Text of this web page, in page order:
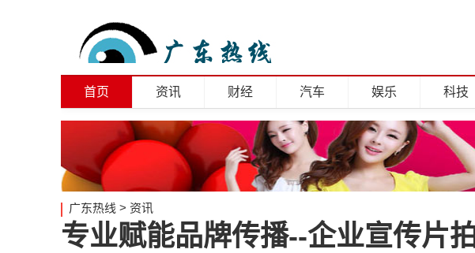
首页 资讯 财经 汽车 娱乐 科技
广东热线 > 资讯
专业赋能品牌传播--企业宣传片